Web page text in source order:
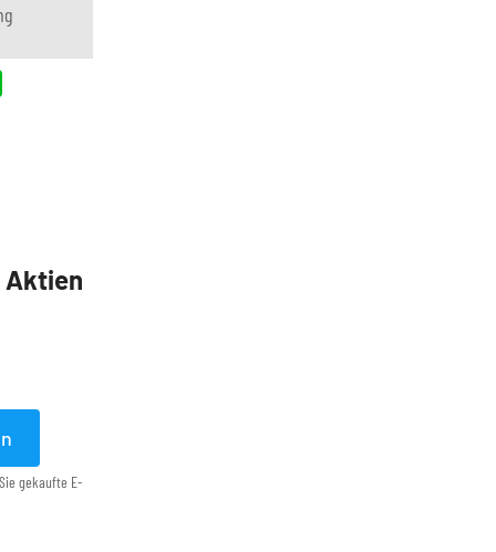
Aktien
gekaufte E-